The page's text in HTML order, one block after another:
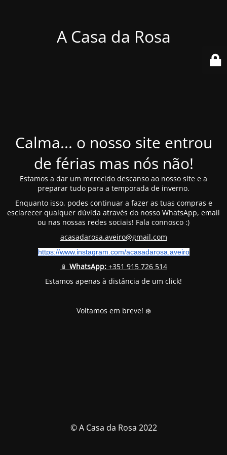
A Casa da Rosa
Calma... o nosso site entrou
de férias mas nós não!
Estamos a dar um merecido descanso ao nosso site e a
preparar tudo para a temporada de inverno.
Enquanto isso, podes continuar a fazer as tuas compras e
esclarecer qualquer dúvida através do nosso WhatsApp, email
ou nas nossas redes sociais! Fala connosco :)
acasadarosa.aveiro@gmail.com
https://www.instagram.com/acasadarosa.aveiro
📱 WhatsApp:+351 915 726 514
Estamos apenas à distância de um click!
Voltamos em breve! ❄️
© A Casa da Rosa 2022